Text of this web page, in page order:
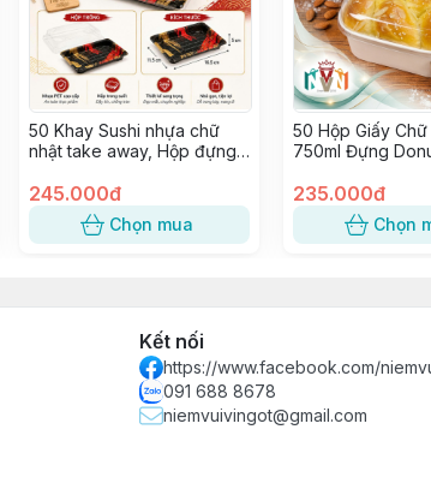
50 Khay Sushi nhựa chữ
nhật take away, Hộp đựng
SỐ 3
245.000đ
Chọn mua
50 Hộp Giấy Chữ
750ml Đựng
Lan Trứng Muối,
Bánh Bao [trắng
235.000đ
Chọn
Kết nối
https://www.facebook.com/
091 688 8678
niemvuivingot@gmail.com